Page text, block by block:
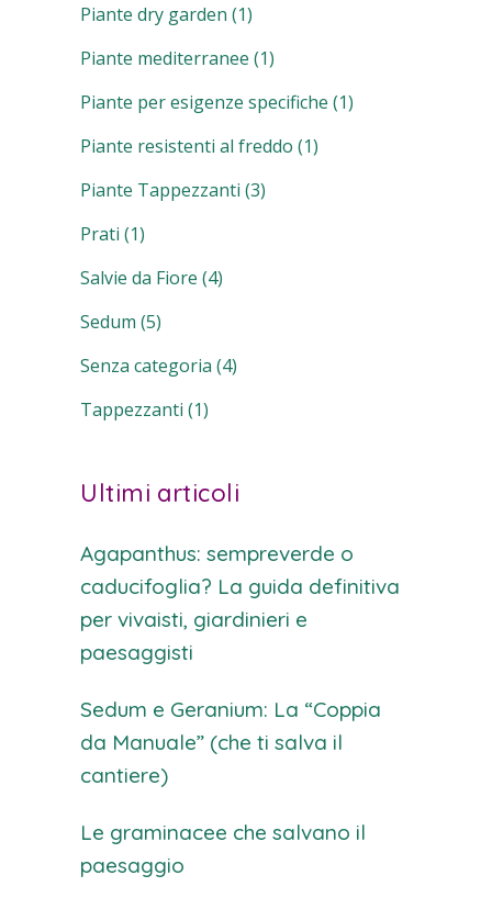
Piante dry garden (1)
Piante mediterranee (1)
Piante per esigenze specifiche (1)
Piante resistenti al freddo (1)
Piante Tappezzanti (3)
Prati (1)
Salvie da Fiore (4)
Sedum (5)
Senza categoria (4)
Tappezzanti (1)
Ultimi articoli
Agapanthus: sempreverde o
caducifoglia? La guida definitiva
per vivaisti, giardinieri e
paesaggisti
Sedum e Geranium: La “Coppia
da Manuale” (che ti salva il
cantiere)
Le graminacee che salvano il
paesaggio